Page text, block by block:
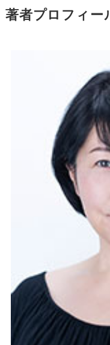
著者プロフィー